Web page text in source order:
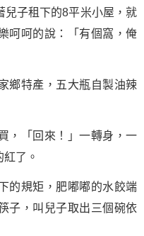
兒子租下的8平米小屋，就
呵呵的說：「有個窩，俺
特產，五大瓶自製油辣
「回來！」一轉身，一
了。
規矩，肥嘟嘟的水餃端
子，叫兒子取出三個碗依